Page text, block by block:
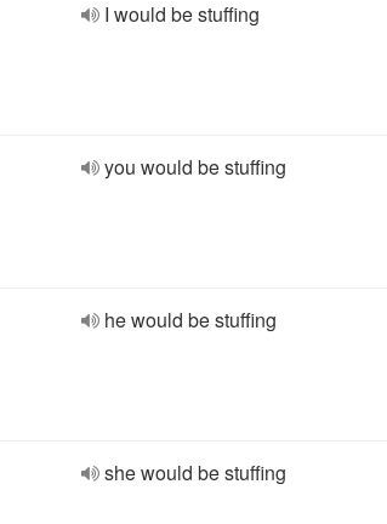
I would be stuffing
you would be stuffing
he would be stuffing
she would be stuffing